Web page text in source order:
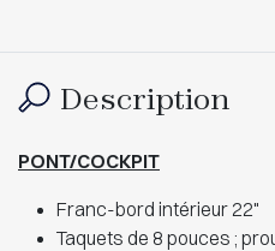
Description
PONT/COCKPIT
Franc-bord intérieur 22"
Taquets de 8 pouces ;